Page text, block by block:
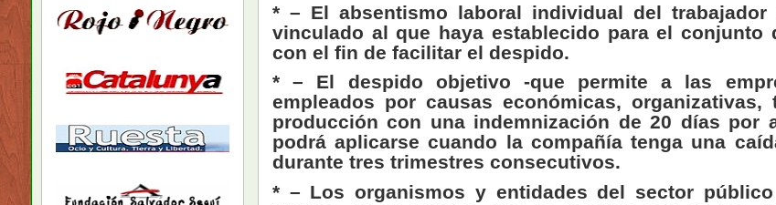
* – El absentismo laboral individual del trabajador
vinculado al que haya establecido para el conjunto
con el fin de facilitar el despido.
* – El despido objetivo -que permite a las
empleados por causas económicas, organizativas,
producción con una indemnización de 20 días por
podrá aplicarse cuando la compañía tenga una
durante tres trimestres consecutivos.
* – Los organismos y entidades del sector